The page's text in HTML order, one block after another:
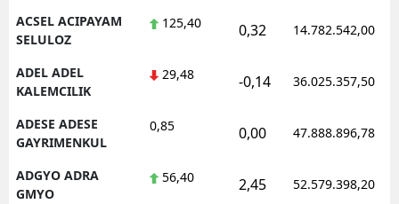
ACSEL ACIPAYAM
SELULOZ
125,40 0,32 14.782.542,00
ADEL ADEL
KALEMCILIK
29,48 -0,14 36.025.357,50
ADESE ADESE
GAYRIMENKUL
0,85 0,00 47.888.896,78
ADGYO ADRA
GMYO
56,40 2,45 52.579.398,20